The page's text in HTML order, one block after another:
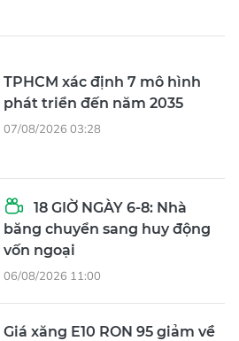
TPHCM xác định 7 mô hình
phát triển đến năm 2035
07/08/2026 03:28
18 GIỜ NGÀY 6-8: Nhà
băng chuyển sang huy động
vốn ngoại
06/08/2026 11:00
Giá xăng E10 RON 95 giảm về